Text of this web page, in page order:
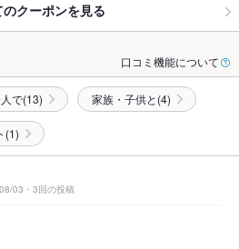
クーポンを見る
口コミ機能について
で(13) 家族・子供と(4)
(1)
03・3回の投稿